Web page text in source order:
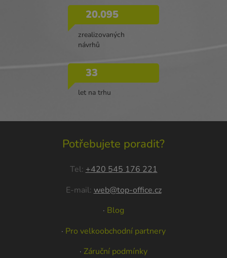
20.095
zrealizovaných
návrhů
33
let na trhu
Potřebujete poradit?
Tel: +420 545 176 221
E-mail: web@top-office.cz
· Blog
· Pro velkoobchodní partnery
· Záruční podmínky